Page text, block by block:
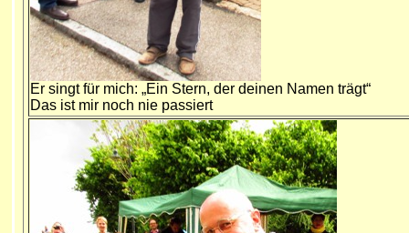
Er singt für mich: „Ein Stern, der deinen Namen trägt“
Das ist mir noch nie passiert